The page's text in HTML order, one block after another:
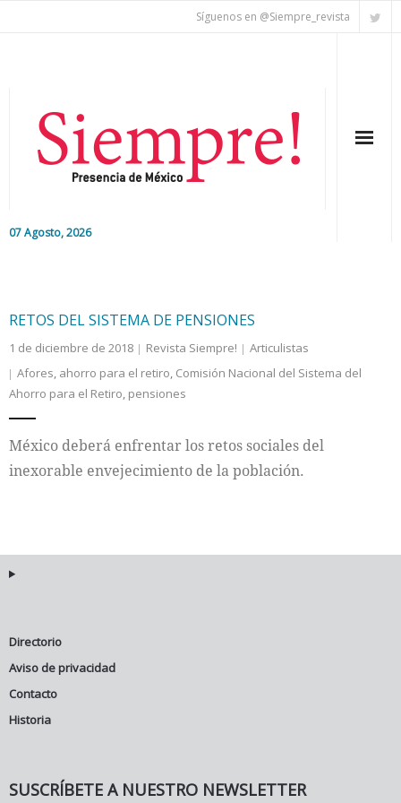
Síguenos en @Siempre_revista
07 Agosto, 2026
Nacional
Colaboradores
Internacional
RETOS DEL SISTEMA DE PENSIONES
1 de diciembre de 2018 Revista Siempre!
Articulistas
Afores, ahorro para el retiro, Comisión Nacional del Sistema del
Ahorro para el Retiro, pensiones
México deberá enfrentar los retos sociales del
inexorable envejecimiento de la población.
Directorio
Aviso de privacidad
Contacto
Historia
SUSCRÍBETE A NUESTRO NEWSLETTER